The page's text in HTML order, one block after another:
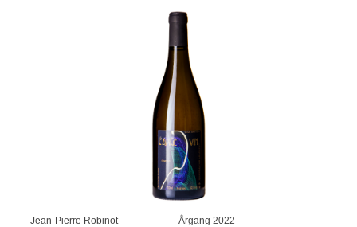
Jean-Pierre Robinot Årgang 2022